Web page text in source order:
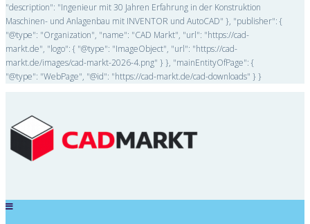
"description": "Ingenieur mit 30 Jahren Erfahrung in der Konstruktion
Maschinen- und Anlagenbau mit INVENTOR und AutoCAD" }, "publisher": {
"@type": "Organization", "name": "CAD Markt", "url": "https://cad-
markt.de", "logo": { "@type": "ImageObject", "url": "https://cad-
markt.de/images/cad-markt-2026-4.png" } }, "mainEntityOfPage": {
"@type": "WebPage", "@id": "https://cad-markt.de/cad-downloads" } }